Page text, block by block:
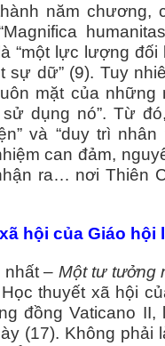
năm chương,
“một lực lượng
sự dữ” (9). Tuy
mặt của
dụng nó”. Từ
và “duy trì
can đảm,
ra… nơi Thiên
hội của Giáo hội
– Một tư tưởng
thuyết xã hội
đồng Vaticano II,
(17). Không phải